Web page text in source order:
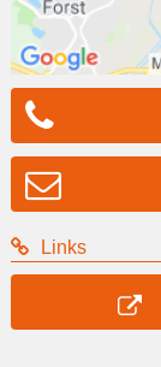
Links